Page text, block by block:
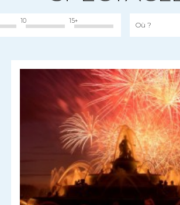
10 15+ Où ?